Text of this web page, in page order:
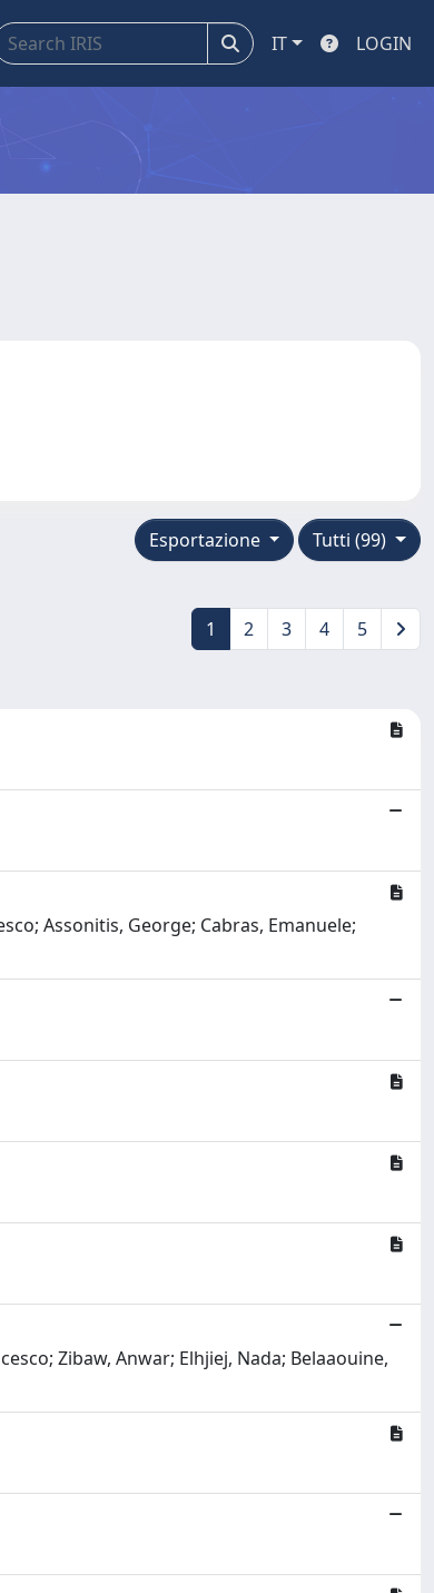
IT LOGIN
Tutti (99)
Esportazione
1 2 3 4 5
Assonitis, George; Cabras, Emanuele;
Zibaw, Anwar; Elhjiej, Nada; Belaaouine,